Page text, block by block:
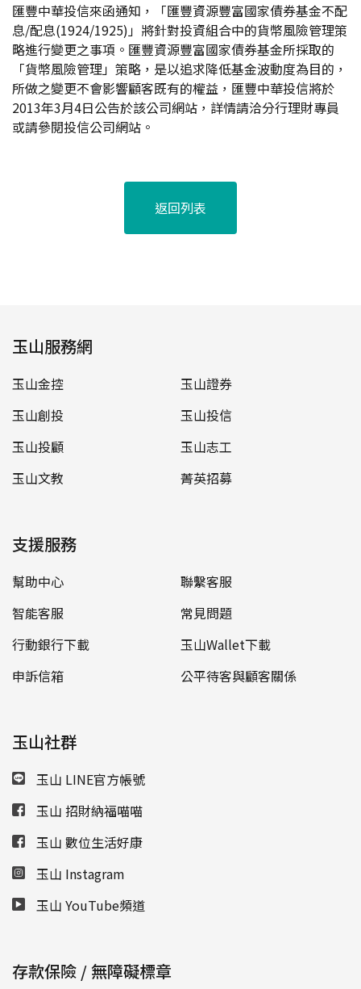
匯豐中華投信來函通知，「匯豐資源豐富國家債券基金不配
息/配息(1924/1925)」將針對投資組合中的貨幣風險管理策
略進行變更之事項。匯豐資源豐富國家債券基金所採取的
「貨幣風險管理」策略，是以追求降低基金波動度為目的，
所做之變更不會影響顧客既有的權益，匯豐中華投信將於
2013年3月4日公告於該公司網站，詳情請洽分行理財專員
或請參閱投信公司網站。
返回列表
玉山服務網
玉山金控
玉山證券
玉山創投
玉山投信
玉山投顧
玉山志工
玉山文教
菁英招募
支援服務
幫助中心
聯繫客服
智能客服
常見問題
行動銀行下載
玉山Wallet下載
申訴信箱
公平待客與顧客關係
玉山社群
玉山 LINE官方帳號
玉山 招財納福喵喵
玉山 數位生活好康
玉山 Instagram
玉山 YouTube頻道
存款保險 / 無障礙標章